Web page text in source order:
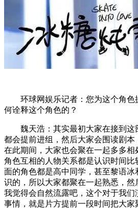
环球网娱乐记者：您为这个角
何诠释这个角色的？
魏天浩：其实最初大家在接到
都会提前进组，然后大家会围读剧本
在此期间，大家也会聚在一起多多
角色互相的人物关系都是认识时间比
面的角色都是高中同学，甚至黎语冰
识的，所以大家都聚在一起熟悉，然
我觉得会自然流露吧，这个对于我
事情，就是片方提前一段时间把大